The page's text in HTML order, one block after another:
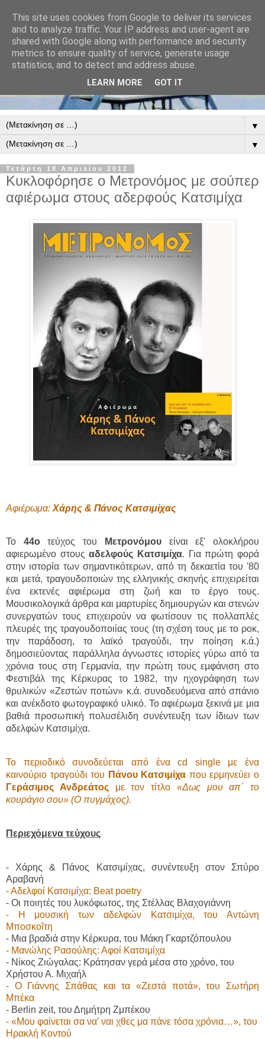
▼
▼
Τετάρτη 18 Απριλίου 2012
Κυκλοφόρησε ο Μετρονόμος με σούπερ
αφιέρωμα στους αδερφούς Κατσιμίχα
Αφιέρωμα: Χάρης & Πάνος Κατσιμίχας
Το 44οτεύχος του Μετρονόμου
είναι εξ' ολοκλήρου
αφιερωμένο στουςαδελφούς Κατσιμίχα. Για πρώτη φορά
στην ιστορία των σημαντικότερων, από τη δεκαετία του '80
και μετά, τραγουδοποιών της ελληνικής σκηνής επιχειρείται
ένα εκτενές αφιέρωμα στη ζωή και το έργο τους.
Μουσικολογικά άρθρα και μαρτυρίες δημιουργών και στενών
συνεργατών τους επιχειρούν να φωτίσουν τις πολλαπλές
πλευρές της τραγουδοποιίας τους (τη σχέση τους με το ροκ,
την παράδοση, το λαϊκό τραγούδι, την ποίηση κ.ά.)
δημοσιεύοντας παράλληλα άγνωστες ιστορίες γύρω από τα
χρόνια τους στη Γερμανία, την πρώτη τους εμφάνιση στο
Φεστιβάλ της Κέρκυρας το 1982, την ηχογράφηση των
θρυλικών «Ζεστών ποτών» κ.ά. συνοδευόμενα από σπάνιο
και ανέκδοτο φωτογραφικό υλικό. Το αφιέρωμα ξεκινά με μια
βαθιά προσωπική πολυσέλιδη συνέντευξη των ίδιων των
αδελφών Κατσιμίχα.
Το περιοδικό συνοδεύεται από έναcd singleμε ένα
καινούριο τραγούδι του Πάνου Κατσιμίχα που ερμηνεύει ο
Γεράσιμος Ανδρεάτος με τον τίτλο «Δως μου απ΄ το
κουράγιο σου» (Ο πυγμάχος).
Περιεχόμενα τεύχους
- Χάρης & Πάνος Κατσιμίχας, συνέντευξη στον Σπύρο
Αραβανή
- Αδελφοί Κατσιμίχα: Βeat poetry
- Οι ποιητές του λυκόφωτος, της Στέλλας Βλαχογιάννη
- Η μουσική των αδελφών Κατσιμίχα, του Αντώνη
Μποσκοΐτη
- Μια βραδιά στην Κέρκυρα, του Μάκη Γκαρτζόπουλου
- Μανώλης Ρασούλης: Αφοί Κατσιμίχα
- Νίκος Ζιώγαλας: Κράτησαν γερά μέσα στο χρόνο, του
Χρήστου Α. Μιχαήλ
- Ο Γιάννης Σπάθας και τα «Ζεστά ποτά», του Σωτήρη
Μπέκα
- Berlin zeit, του Δημήτρη Ζμπέκου
- «Μου φαίνεται σα να’ ναι χθες μα πάνε τόσα χρόνια…», του
Ηρακλή Κοντού
This site uses cookies from Google to deliver its services
and to analyze traffic. Your IP address and user-agent are
shared with Google along with performance and security
metrics to ensure quality of service, generate usage
statistics, and to detect and address abuse.
LEARN MORE GOT IT